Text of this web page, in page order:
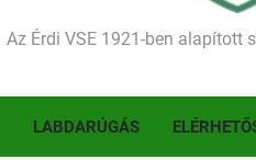
Az Érdi VSE 1921-ben alapított
LABDARÚGÁS